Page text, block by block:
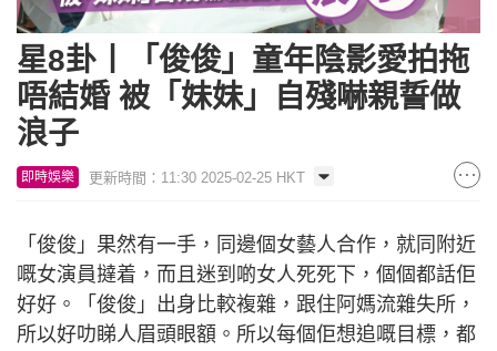
星8卦丨「俊俊」童年陰影愛拍拖
唔結婚 被「妹妹」自殘嚇親誓做
浪子
即時娛樂 更新時間：11:30 2025-02-25 HKT
「俊俊」果然有一手，同邊個女藝人合作，就同附近
嘅女演員撻着，而且迷到啲女人死死下，個個都話佢
好好。「俊俊」出身比較複雜，跟住阿媽流雜失所，
所以好叻睇人眉頭眼額。所以每個佢想追嘅目標，都